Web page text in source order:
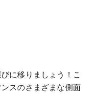
に移りましょう！こ
スのさまざまな側面